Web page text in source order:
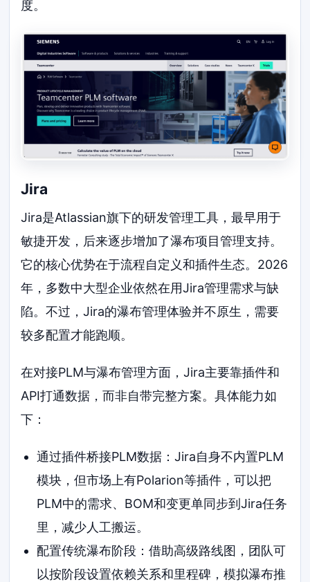
度。
Jira
Jira是Atlassian旗下的研发管理工具，最早用于
敏捷开发，后来逐步增加了瀑布项目管理支持。
它的核心优势在于流程自定义和插件生态。2026
年，多数中大型企业依然在用Jira管理需求与缺
陷。不过，Jira的瀑布管理体验并不原生，需要
较多配置才能跑顺。
在对接PLM与瀑布管理方面，Jira主要靠插件和
API打通数据，而非自带完整方案。具体能力如
下：
通过插件桥接PLM数据：Jira自身不内置PLM
模块，但市场上有Polarion等插件，可以把
PLM中的需求、BOM和变更单同步到Jira任务
里，减少人工搬运。
配置传统瀑布阶段：借助高级路线图，团队可
以按阶段设置依赖关系和里程碑，模拟瀑布推